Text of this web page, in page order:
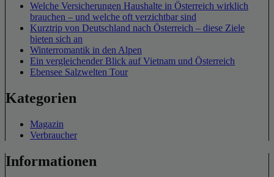
Welche Versicherungen Haushalte in Österreich wirklich
brauchen – und welche oft verzichtbar sind
Kurztrip von Deutschland nach Österreich – diese Ziele
bieten sich an
Winterromantik in den Alpen
Ein vergleichender Blick auf Vietnam und Österreich
Ebensee Salzwelten Tour
Kategorien
Magazin
Verbraucher
Informationen